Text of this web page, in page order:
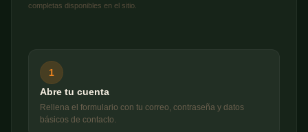
completas disponibles en el sitio.
1
Abre tu cuenta
Rellena el formulario con tu correo, contraseña y datos
básicos de contacto.